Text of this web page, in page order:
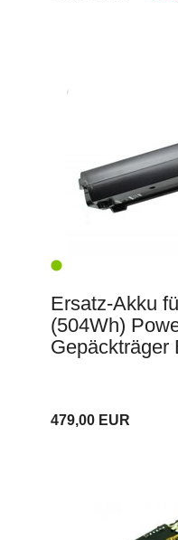
Ersatz-Akku
(504Wh)
Gepäckträger
479,00 EUR